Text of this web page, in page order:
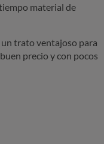
material de
trato ventajoso para
precio y con pocos